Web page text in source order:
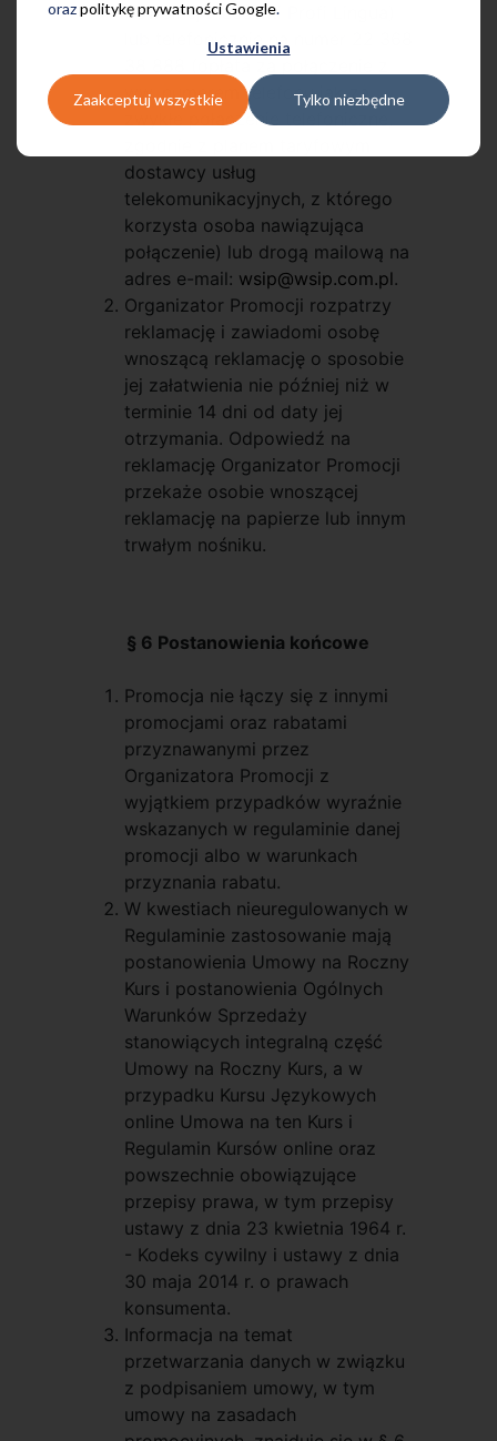
orazpolitykę prywatności Google.
Ustawienia
Zaakceptuj wszystkie Tylko niezbędne
dowolnej Placówki Profi Lingua)
lub telefonicznie na numer 22 368
ww. numerem telefonu jak za
zwykłe połączenie telefoniczne,
dostawcy usług
telekomunikacyjnych, z którego
korzysta osoba nawiązująca
połączenie) lub drogą mailową na
adres e-mail: wsip@wsip.com.pl.
Organizator Promocji rozpatrzy
reklamację i zawiadomi osobę
wnoszącą reklamację o sposobie
jej załatwienia nie później niż w
terminie 14 dni od daty jej
otrzymania. Odpowiedź na
reklamację Organizator Promocji
przekaże osobie wnoszącej
reklamację na papierze lub innym
trwałym nośniku.
§ 6 Postanowienia końcowe
Promocja nie łączy się z innymi
promocjami oraz rabatami
przyznawanymi przez
Organizatora Promocji z
wyjątkiem przypadków wyraźnie
wskazanych w regulaminie danej
promocji albo w warunkach
przyznania rabatu.
W kwestiach nieuregulowanych w
Regulaminie zastosowanie mają
postanowienia Umowy na Roczny
Kurs i postanowienia Ogólnych
Warunków Sprzedaży
stanowiących integralną część
Umowy na Roczny Kurs, a w
przypadku Kursu Językowych
online Umowa na ten Kurs i
Regulamin Kursów online oraz
powszechnie obowiązujące
przepisy prawa, w tym przepisy
ustawy z dnia 23 kwietnia 1964 r.
- Kodeks cywilny i ustawy z dnia
30 maja 2014 r. o prawach
konsumenta.
Informacja na temat
przetwarzania danych w związku
z podpisaniem umowy, w tym
umowy na zasadach